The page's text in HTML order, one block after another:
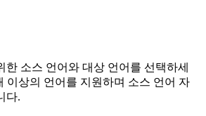
한 소스 언어와 대상 언어를 선택하세
이상의 언어를 지원하며 소스 언어 자
다.